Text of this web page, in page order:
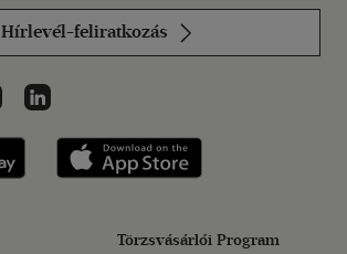
Hírlevél-feliratkozás
Youtube-on
Libri az Instagramon
Libri a LinkedInen
Libri applikáció Szerezd meg: Google
Törzsvásárlói Program